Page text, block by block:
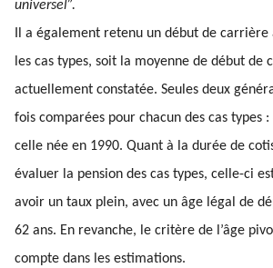
universel”.
Il a également retenu un début de carrière
les cas types, soit la moyenne de début de
actuellement constatée. Seules deux
fois comparées pour chacun des cas types
celle née en 1990. Quant à la durée de
évaluer la pension des cas types, celle-ci
avoir un taux plein, avec un âge légal de
62 ans. En revanche, le critère de l’âge
compte dans les estimations.